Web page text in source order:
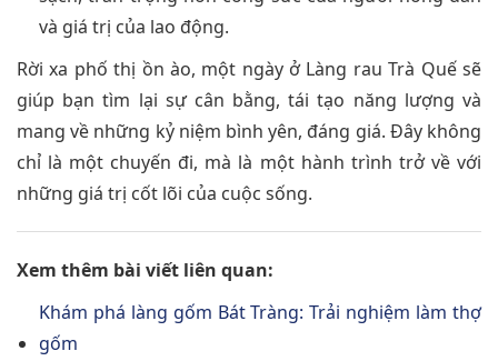
và giá trị của lao động.
Rời xa phố thị ồn ào, một ngày ở Làng rau Trà Quế sẽ
giúp bạn tìm lại sự cân bằng, tái tạo năng lượng và
mang về những kỷ niệm bình yên, đáng giá. Đây không
chỉ là một chuyến đi, mà là một hành trình trở về với
những giá trị cốt lõi của cuộc sống.
Xem thêm bài viết liên quan:
Khám phá làng gốm Bát Tràng: Trải nghiệm làm thợ
gốm